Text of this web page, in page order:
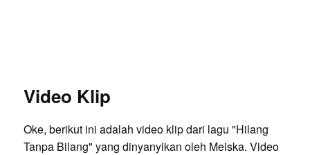
Video Klip
Oke, berikut ini adalah video klip dari lagu "Hilang
Tanpa Bilang" yang dinyanyikan oleh Meiska. Video